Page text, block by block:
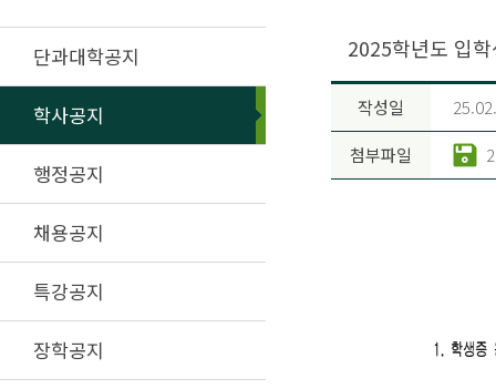
단과대학공지
학사공지
행정공지
채용공지
특강공지
장학공지
2025학년도 입
작성일
첨부파일